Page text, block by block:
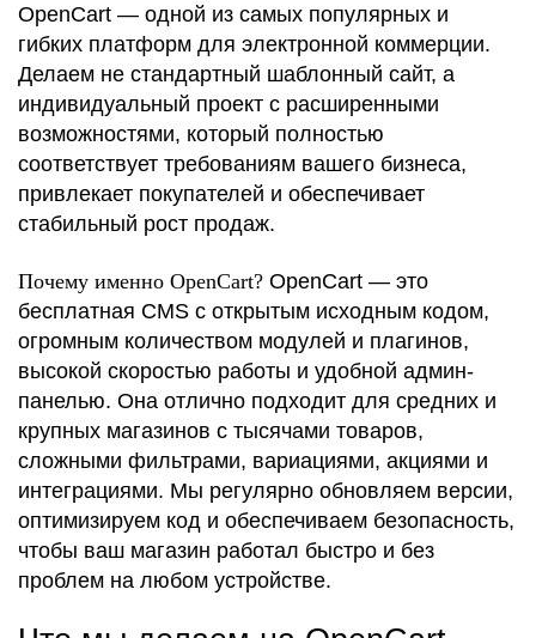
OpenCart — одной из самых популярных и
гибких платформ для электронной коммерции.
Делаем не стандартный шаблонный сайт, а
индивидуальный проект с расширенными
возможностями, который полностью
соответствует требованиям вашего бизнеса,
привлекает покупателей и обеспечивает
стабильный рост продаж.
Почему именно OpenCart? OpenCart — это
бесплатная CMS с открытым исходным кодом,
огромным количеством модулей и плагинов,
высокой скоростью работы и удобной админ-
панелью. Она отлично подходит для средних и
крупных магазинов с тысячами товаров,
сложными фильтрами, вариациями, акциями и
интеграциями. Мы регулярно обновляем версии,
оптимизируем код и обеспечиваем безопасность,
чтобы ваш магазин работал быстро и без
проблем на любом устройстве.